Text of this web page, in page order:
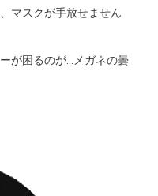
マスクが手放せません
が困るのが…メガネの曇